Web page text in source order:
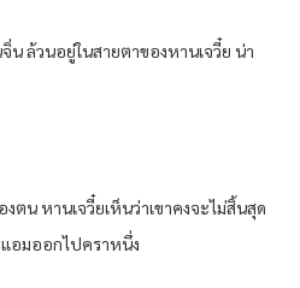
ล้วนอยู่ในสายตาของหานเจวี๋ย น่า
ตน หานเจวี๋ยเห็นว่าเขาคงจะไม่สิ้นสุด
แอมออกไปคราหนึ่ง